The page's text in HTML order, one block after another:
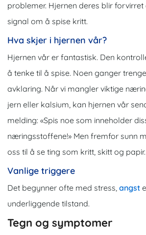
problemer. Hjernen deres blir
signal om å spise kritt.
Hva skjer i hjernen vår?
Hjernen vår er fantastisk. Den
å tenke til å spise. Noen ganger
avklaring. Når vi mangler viktige
jern eller kalsium, kan hjernen vår
melding: «Spis noe som inneholder
næringsstoffene!» Men fremfor sunn
oss til å se ting som kritt, skitt og papir.
Vanlige triggere
Det begynner ofte med stress, angst
underliggende tilstand.
Tegn og symptomer